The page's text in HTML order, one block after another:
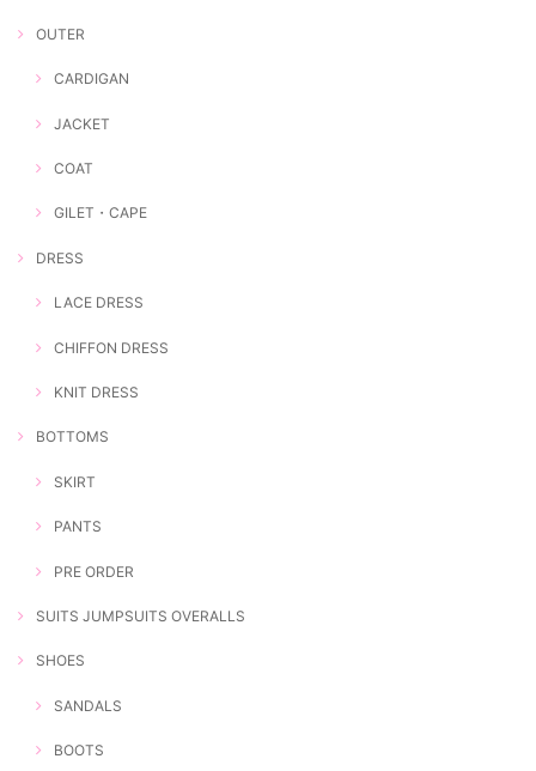
OUTER
CARDIGAN
JACKET
COAT
GILET・CAPE
DRESS
LACE DRESS
CHIFFON DRESS
KNIT DRESS
BOTTOMS
SKIRT
PANTS
PRE ORDER
SUITS JUMPSUITS OVERALLS
SHOES
SANDALS
BOOTS